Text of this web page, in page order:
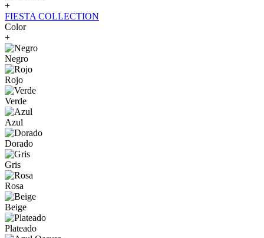
+
FIESTA COLLECTION
Color
+
Negro
Rojo
Verde
Azul
Dorado
Gris
Rosa
Beige
Plateado